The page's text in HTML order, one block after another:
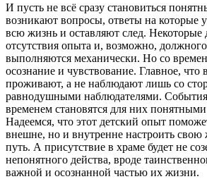
И пусть не всё сразу становиться
возникают вопросы, ответы на которые
всю жизнь и оставляют след. Некоторые
отсутствия опыта и, возможно,
выполняются механически. Но со
осознание и чувствование. Главное, что
проживают, а не наблюдают лишь со
равнодушными наблюдателями.
временем становятся для них
Надеемся, что этот детский опыт
внешне, но и внутренне настроить
путь. А присутствие в храме будет не
непонятного действа, вроде
важной и осознанной частью их жизни.